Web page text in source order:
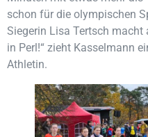
schon für die olympischen
Siegerin Lisa Tertsch macht
in Perl!“ zieht Kasselmann
Athletin.